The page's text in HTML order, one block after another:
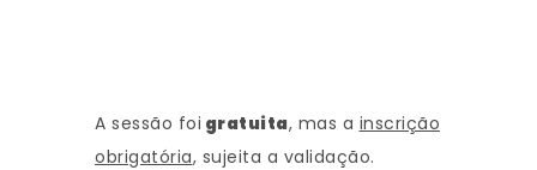
A sessão foi gratuita, mas a inscrição
obrigatória, sujeita a validação.